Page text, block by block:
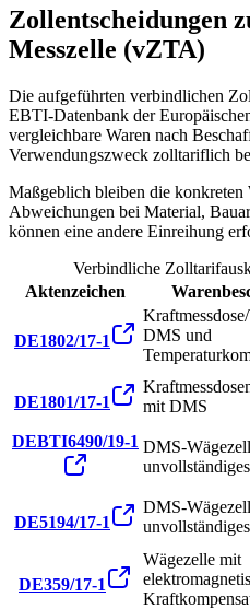
Zollentscheidungen
Messzelle (vZTA)
Die aufgeführten verbindlichen
EBTI-Datenbank der
vergleichbare Waren nach
Verwendungszweck zolltariflich
Maßgeblich bleiben die
Abweichungen bei Material,
können eine andere Einreihung
Verbindliche
Aktenzeichen
DE1802/17-1
DMS und
DE1801/17-1
mit DMS
DEBTI6490/19-1 DMS-
DE5194/17-1
DMS-
DE359/17-1
Wägezelle mit